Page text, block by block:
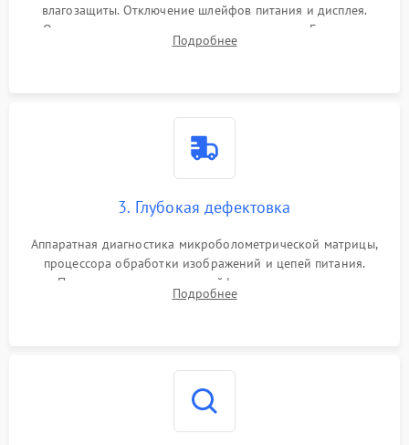
влагозащиты. Отключение шлейфов питания и дисплея.
Очистка внутренних плат от окислов и пыли. Бережная
обработка германиевого объектива специализированными
Подробнее
3. Глубокая дефектовка
Аппаратная диагностика микроболометрической матрицы,
процессора обработки изображений и цепей питания.
Проверка целостности шлейфов, модуля памяти и
интерфейсов связи. Выявление сгоревших SMD-компонентов
Подробнее